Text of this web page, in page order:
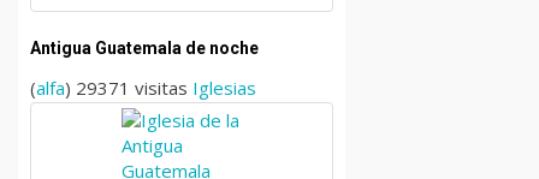
Antigua Guatemala de noche
(alfa) 29371 visitas Iglesias